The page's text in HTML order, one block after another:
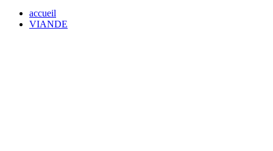
accueil
VIANDE